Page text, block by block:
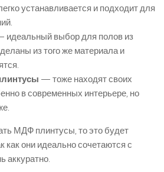
устанавливается и подходит для
идеальный выбор для полов из
из того же материала и
— тоже находят своих
в современных интерьере, но
МДФ плинтусы, то это будет
они идеально сочетаются с
аккуратно.